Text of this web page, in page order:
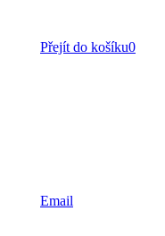
Přejít do košíku0
Email